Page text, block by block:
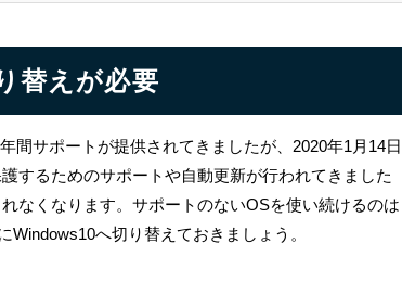
替えが必要
間サポートが提供されてきましたが、2020年1月14日
するためのサポートや自動更新が行われてきました
なくなります。サポートのないOSを使い続けるのは
へ切り替えておきましょう。